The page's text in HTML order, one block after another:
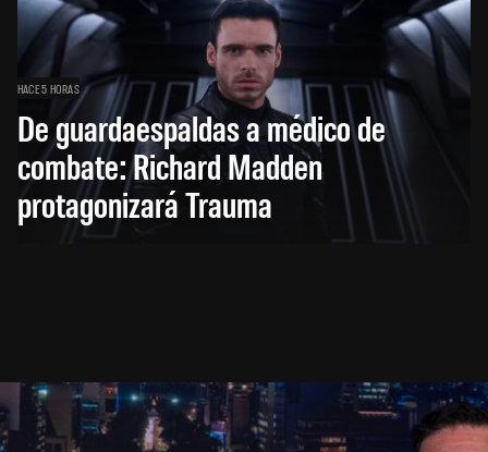
HACE 5 HORAS
De guardaespaldas a médico de
combate: Richard Madden
protagonizará Trauma